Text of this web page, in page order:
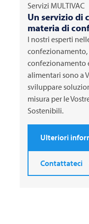
Servizi MULTIVAC
Un servizio di
materia di
I nostri esperti
confezionamento
alimentari sono a
sviluppare
misura per le
Sostenibili.
Ulteriori
Contattateci